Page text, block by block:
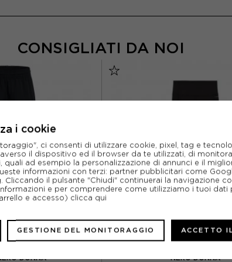
CONSIGLIATI DA NOI
ARMOUR
DONNA
PUMA
NERO DONNA
i cookie
ci consenti di utilizzare cookie, pixel, tag e
il dispositivo ed il browser da te utilizzati, di
quali ad esempio la personalizzazione di annunci e il
informazioni con terzi: partner pubblicitari come
Cliccando il pulsante "Chiudi" continuerai la navigazione
e per comprendere come utilizziamo i tuoi
e accesso) clicca qui
GESTIONE DEL MONITORAGGIO ACCETTO